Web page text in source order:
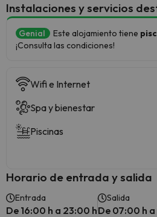
Instalaciones y servicios
Genial Este alojamiento tiene
¡Consulta las condiciones!
Wifi e Internet
Spa y bienestar
Piscinas
Horario de entrada y salida
Entrada
De 16:00 h a 23:00 h
Salida
De 07:00 h a